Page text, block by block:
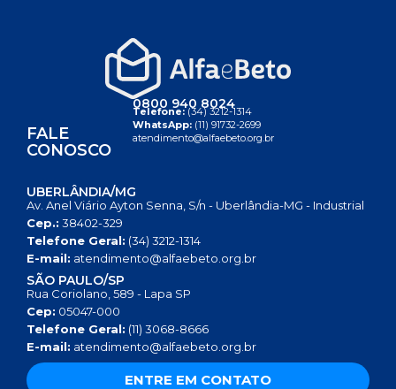
FALE
CONOSCO
0800 940 8024
Telefone:(34) 3212-1314
WhatsApp: (11) 91732-2699
atendimento@alfaebeto.org.br
UBERLÂNDIA/MG
Av. Anel Viário Ayton Senna, S/n - Uberlândia-MG - Industrial
Cep.: 38402-329
Telefone Geral: (34) 3212-1314
E-mail: atendimento@alfaebeto.org.br
SÃO PAULO/SP
Rua Coriolano, 589 - Lapa SP
Cep: 05047-000
Telefone Geral: (11) 3068-8666
E-mail: atendimento@alfaebeto.org.br
ENTRE EM CONTATO